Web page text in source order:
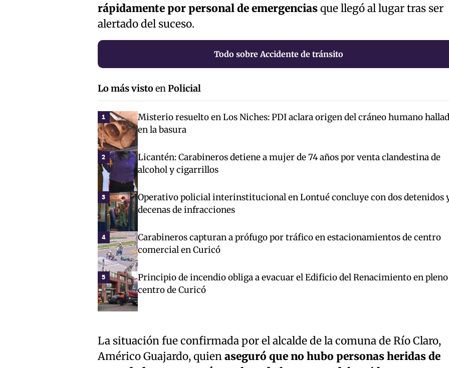
rápidamente por personal de emergenciasque llegó al lugar tras ser
alertado del suceso.
Todo sobre Accidente de tránsito
Lo más vistoenPolicial
1
Misterio resuelto en Los Niches: PDI aclara origen del cráneo humano
en la basura
2
Licantén: Carabineros detiene a mujer de 74 años por venta clandestina de
alcohol y cigarrillos
3
Operativo policial interinstitucional en Lontué concluye con dos detenidos
decenas de infracciones
4
Carabineros capturan a prófugo por tráfico en estacionamientos de centro
comercial en Curicó
5
Principio de incendio obliga a evacuar el Edificio del Renacimiento en pleno
centro de Curicó
La situación fue confirmada por el alcalde de la comuna de Río Claro,
Américo Guajardo, quienaseguró que no hubo personas heridas de